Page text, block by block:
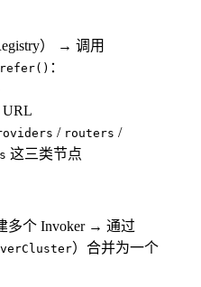
） → 调用
：
/ routers /
这三类节点
多个 Invoker → 通过
）合并为一个